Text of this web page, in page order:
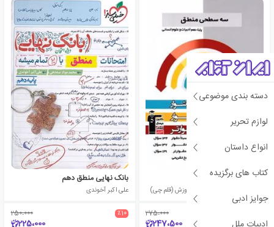
دسته بندی موضوعی
لوازم تحریر
انواع داستان
کتاب های برگزیده
جوایز ادبی
سه سطحی منطق دهم
هیات مولفان کانون فرهنگی آموزش (قلم چی)
275،000
247،500
بانک نهایی منطق دهم
علی اکبر آخوندی
٪10 250،000
225،000